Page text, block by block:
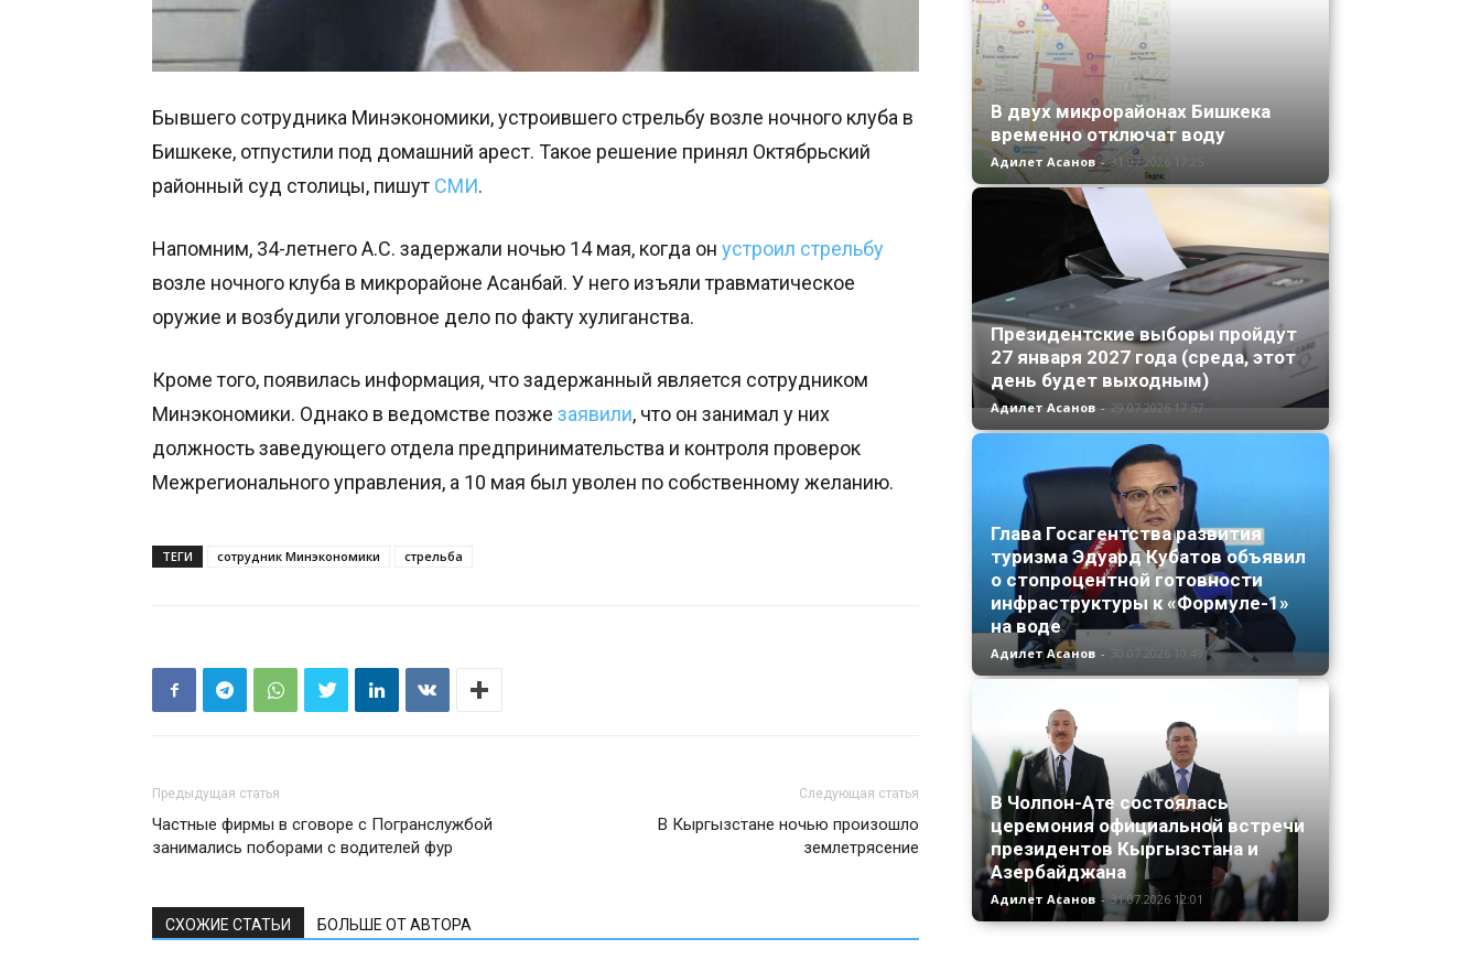
Бывшего сотрудника Минэкономики, устроившего стрельбу возле ночного клуба в
Бишкеке, отпустили под домашний арест. Такое решение принял Октябрьский
районный суд столицы, пишут СМИ.
Напомним, 34-летнего А.С. задержали ночью 14 мая, когда он устроил стрельбу
возле ночного клуба в микрорайоне Асанбай. У него изъяли травматическое
оружие и возбудили уголовное дело по факту хулиганства.
Кроме того, появилась информация, что задержанный является сотрудником
Минэкономики. Однако в ведомстве позже заявили, что он занимал у них
должность заведующего отдела предпринимательства и контроля проверок
Межрегионального управления, а 10 мая был уволен по собственному желанию.
ТЕГИ сотрудник Минэкономики стрельба
Предыдущая статья
Частные фирмы в сговоре с Погранслужбой
занимались поборами с водителей фур
Следующая статья
В Кыргызстане ночью произошло
землетрясение
СХОЖИЕ СТАТЬИ БОЛЬШЕ ОТ АВТОРА
В двух микрорайонах Бишкека
временно отключат воду
Адилет Асанов - 31.07.2026 17:25
Президентские выборы пройдут
27 января 2027 года (среда, этот
день будет выходным)
Адилет Асанов - 29.07.2026 17:57
Глава Госагентства развития
туризма Эдуард Кубатов объявил
о стопроцентной готовности
инфраструктуры к «Формуле-1»
на воде
Адилет Асанов - 30.07.2026 10:49
В Чолпон-Ате состоялась
церемония официальной встречи
президентов Кыргызстана и
Азербайджана
Адилет Асанов - 31.07.2026 12:01